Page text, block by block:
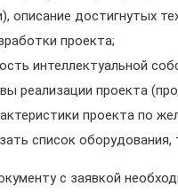
описание достигнутых
проекта;
интеллектуальной
реализации проекта
проекта по
список
с заявкой